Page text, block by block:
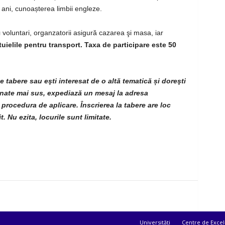
cunoașterea limbii engleze.
organzatorii asigură cazarea şi masa, iar
pentru transport. Taxa de participare este 50
tabere sau eşti interesat de o altă tematică și doreşti
mai sus, expediază un mesaj la adresa
de aplicare. Înscrierea la tabere are loc
Nu ezita, locurile sunt limitate.
Universități Centre de